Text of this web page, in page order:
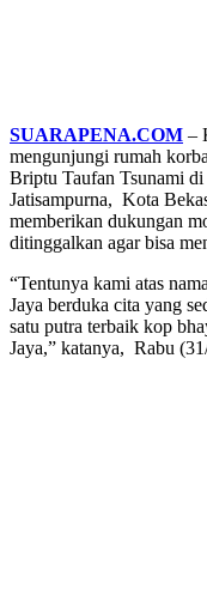
SUARAPENA.COM –
mengunjungi rumah
Briptu Taufan Tsunami
Jatisampurna, Kota
memberikan dukungan
ditinggalkan agar bisa
“Tentunya kami atas
Jaya berduka cita yang
satu putra terbaik kop
Jaya,” katanya, Rabu